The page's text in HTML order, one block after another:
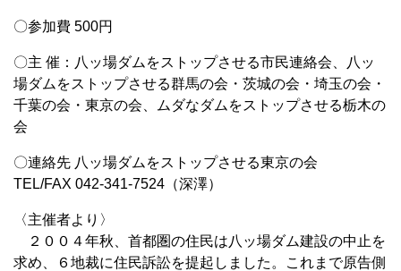
〇参加費 500円
〇主 催：八ッ場ダムをストップさせる市民連絡会、八ッ
場ダムをストップさせる群馬の会・茨城の会・埼玉の会・
千葉の会・東京の会、ムダなダムをストップさせる栃木の
会
〇連絡先 八ッ場ダムをストップさせる東京の会
TEL/FAX 042-341-7524（深澤）
〈主催者より〉
２００４年秋、首都圏の住民は八ッ場ダム建設の中止を
求め、６地裁に住民訴訟を提起しました。これまで原告側